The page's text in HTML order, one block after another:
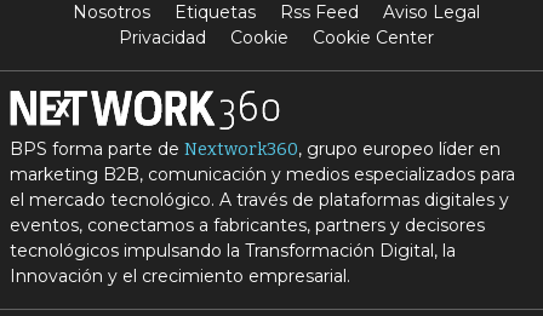
Nosotros Etiquetas Rss Feed
Aviso Legal
Privacidad
Cookie Cookie Center
BPS forma parte de Nextwork360, grupo europeo líder en
marketing B2B, comunicación y medios especializados para
el mercado tecnológico. A través de plataformas digitales y
eventos, conectamos a fabricantes, partners y decisores
tecnológicos impulsando la Transformación Digital, la
Innovación y el crecimiento empresarial.